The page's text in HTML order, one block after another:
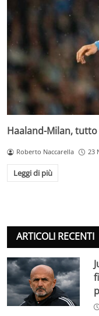
Haaland-Milan,
Roberto Naccarella 23
Leggi di più
ARTICOLI RECENTI